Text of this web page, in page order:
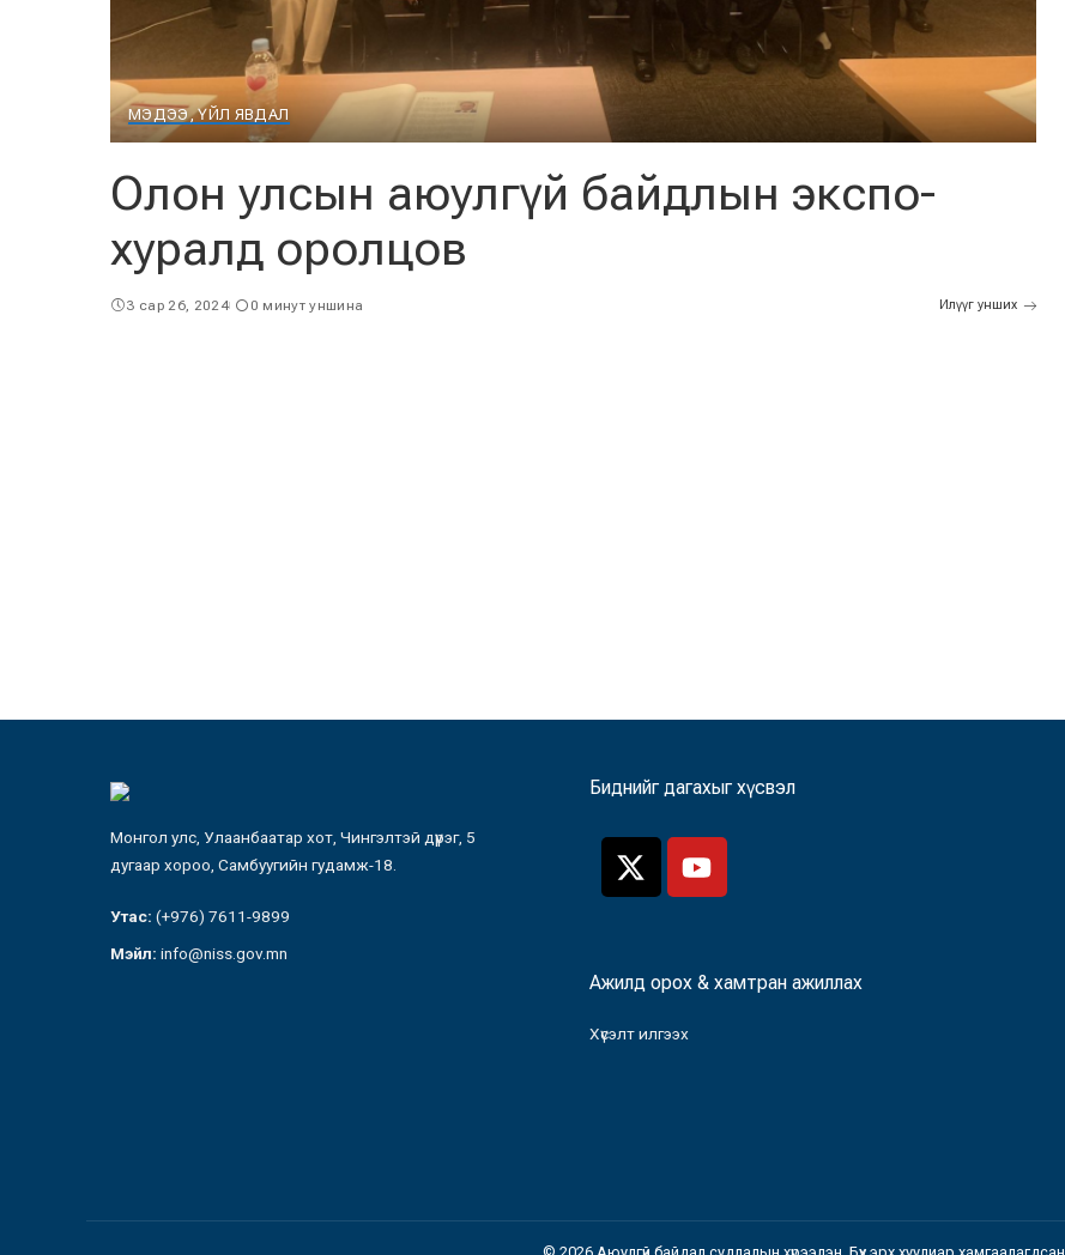
МЭДЭЭ, ҮЙЛ ЯВДАЛ
Олон улсын аюулгүй байдлын экспо-
хуралд оролцов
3 сар 26, 2024 0 минут уншина Илүүг унших
Монгол улс, Улаанбаатар хот, Чингэлтэй дүүрэг, 5
дугаар хороо, Самбуугийн гудамж-18.
Утас: (+976) 7611-9899
Мэйл: info@niss.gov.mn
Биднийг дагахыг хүсвэл
Ажилд орох & хамтран ажиллах
Хүсэлт илгээх